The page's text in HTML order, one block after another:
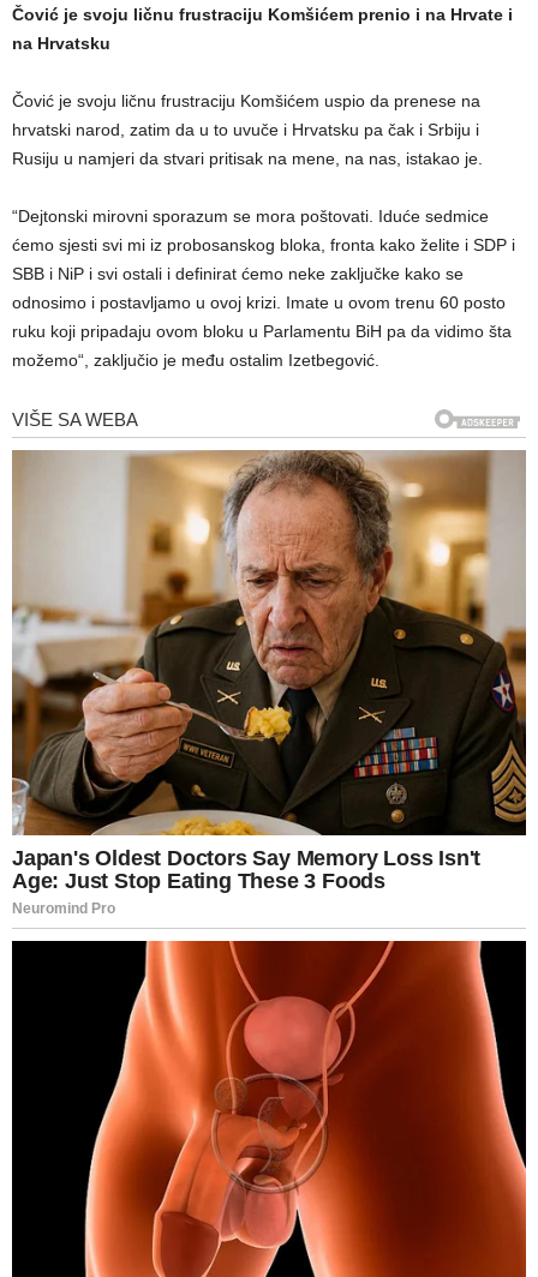
Čović je svoju ličnu frustraciju Komšićem prenio i na Hrvate i
na Hrvatsku
Čović je svoju ličnu frustraciju Komšićem uspio da prenese na
hrvatski narod, zatim da u to uvuče i Hrvatsku pa čak i Srbiju i
Rusiju u namjeri da stvari pritisak na mene, na nas, istakao je.
“Dejtonski mirovni sporazum se mora poštovati. Iduće sedmice
ćemo sjesti svi mi iz probosanskog bloka, fronta kako želite i SDP i
SBB i NiP i svi ostali i definirat ćemo neke zaključke kako se
odnosimo i postavljamo u ovoj krizi. Imate u ovom trenu 60 posto
ruku koji pripadaju ovom bloku u Parlamentu BiH pa da vidimo šta
možemo“, zaključio je među ostalim Izetbegović.